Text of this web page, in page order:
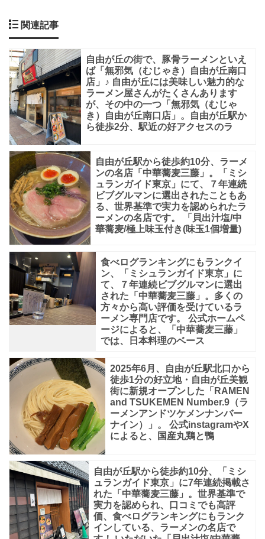
い
自
動
販
売
機
を
見
つ
け
ま
し
た！
冷
凍
ラ
ー
メ
の
自
機
「ヌ
ー
ド
ル
ツ
ア
ー
関連記事
自由が丘の街で、豚骨ラーメンといえ
ば「無邪気（むじゃき）自由が丘南口
店」♪ 自由が丘には美味しい魅力的な
ラーメン屋さんがたくさんあります
が、その中の一つ「無邪気（むじゃ
き）自由が丘南口店」。自由が丘駅か
ら徒歩2分、駅近の好アクセスのラ
自由が丘駅から徒歩約10分、ラーメ
ンの名店「中華蕎麦三藤」。「ミシ
ュランガイド東京」にて、７年連続
ビブグルマンに選出されたこともあ
る、世界基準で実力を認められたラ
ーメンの名店です。 「貝出汁塩/中
華蕎麦/極上味玉付き(味玉1個増量)
食べログランキングにもランクイ
ン、「ミシュランガイド東京」に
て、７年連続ビブグルマンに選出
された「中華蕎麦三藤」。多くの
方々から高い評価を受けているラ
ーメン専門店です。 公式ホームペ
ージによると、「中華蕎麦三藤」
では、日本料理のベース
2025年6月、自由が丘駅北口から
徒歩1分の好立地・自由が丘美観
街に新規オープンした「RAMEN
and TSUKEMEN Number.9（ラ
ーメンアンドツケメンナンバー
ナイン）」。 公式instagramやX
によると、国産丸鶏と鴨
自由が丘駅から徒歩約10分、「ミシ
ュランガイド東京」に7年連続掲載さ
れた「中華蕎麦三藤」。世界基準で
実力を認められ、口コミでも高評
価、食べログランキングにもランク
インしている、ラーメンの名店で